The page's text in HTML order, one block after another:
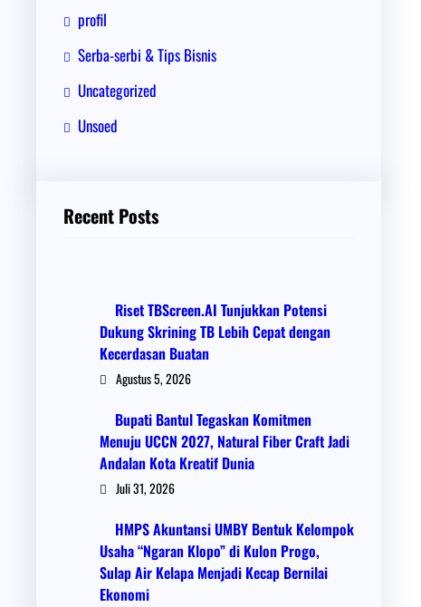
profil
Serba-serbi & Tips Bisnis
Uncategorized
Unsoed
Recent Posts
Riset TBScreen.AI Tunjukkan Potensi
Dukung Skrining TB Lebih Cepat dengan
Kecerdasan Buatan
Agustus 5, 2026
Bupati Bantul Tegaskan Komitmen
Menuju UCCN 2027, Natural Fiber Craft Jadi
Andalan Kota Kreatif Dunia
Juli 31, 2026
HMPS Akuntansi UMBY Bentuk Kelompok
Usaha “Ngaran Klopo” di Kulon Progo,
Sulap Air Kelapa Menjadi Kecap Bernilai
Ekonomi